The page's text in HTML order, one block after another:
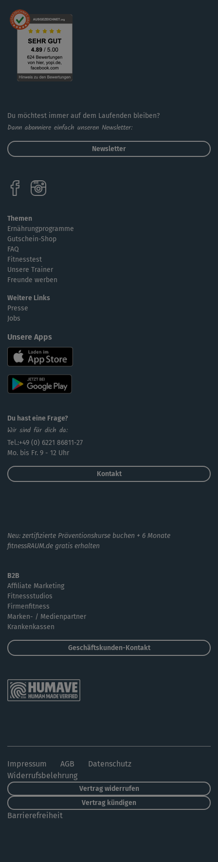
Du möchtest immer auf dem Laufenden bleiben?
Dann abonniere einfach unseren Newsletter:
Newsletter
Themen
Ernährungprogramme
Gutschein-Shop
FAQ
Fitnesstest
Unsere Trainer
Freunde werben
Weitere Links
Presse
Jobs
Unsere Apps
Du hast eine Frage?
Wir sind für dich da:
Tel.:+49 (0) 6221 86811-27
Mo. bis Fr. 9 - 12 Uhr
Kontakt
Neu: zertifizierte Präventionskurse buchen + 6 Monate
fitnessRAUM.de gratis erhalten
B2B
Affiliate Marketing
Fitnessstudios
Firmenfitness
Marken- / Medienpartner
Krankenkassen
Geschäftskunden-Kontakt
Impressum AGB
Datenschutz
Widerrufsbelehrung
Vertrag widerrufen
Vertrag kündigen
Barrierefreiheit